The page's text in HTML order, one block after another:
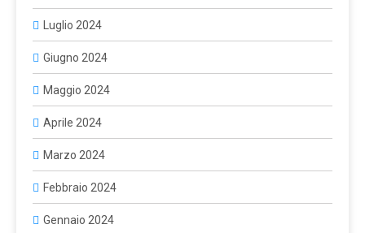
Luglio 2024
Giugno 2024
Maggio 2024
Aprile 2024
Marzo 2024
Febbraio 2024
Gennaio 2024